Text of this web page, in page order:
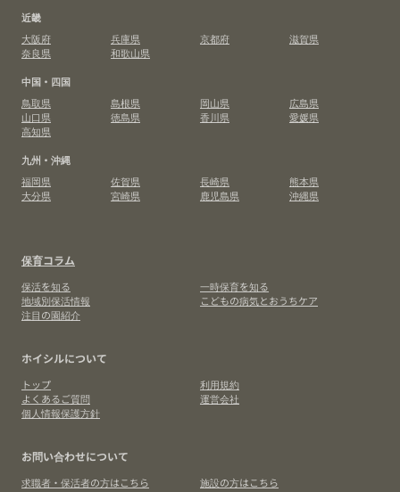
近畿
大阪府
兵庫県 京都府
滋賀県
奈良県
和歌山県
中国・四国
鳥取県
島根県 岡山県
広島県
山口県
徳島県 香川県
愛媛県
高知県
九州・沖縄
福岡県
佐賀県 長崎県
熊本県
大分県
宮崎県 鹿児島県 沖縄県
保育コラム
保活を知る
一時保育を知る
地域別保活情報
こどもの病気とおうちケア
注目の園紹介
ホイシルについて
トップ
利用規約
よくあるご質問
運営会社
個人情報保護方針
お問い合わせについて
求職者・保活者の方はこちら 施設の方はこちら